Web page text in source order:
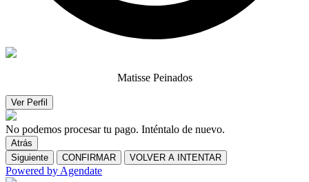
Matisse Peinados
Ver Perfil
No podemos procesar tu pago. Inténtalo de nuevo.
Atrás
Siguiente
CONFIRMAR VOLVER A INTENTAR
Powered by Agendate